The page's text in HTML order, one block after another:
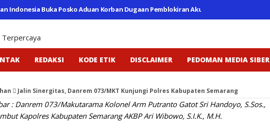
Indonesia Buka Posko Aduan Korban Dugaan Pemblokiran Akun Dan Penahanan
REDAKSI KODE ETIK DISCLAIMER PEDOMAN MEDIA SIBER
Jalin Sinergitas, Danrem 073/MKT Kunjungi Polres Kabupaten Semarang
: Danrem 073/Makutarama Kolonel Arm Putranto Gatot Sri Handoyo, S.Sos.,
Kapolres Kabupaten Semarang AKBP Ari Wibowo, S.I.K., M.H.